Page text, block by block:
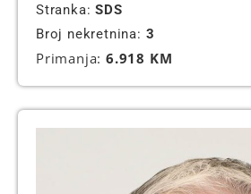
Stranka:SDS
Broj nekretnina: 3
Primanja: 6.918 KM